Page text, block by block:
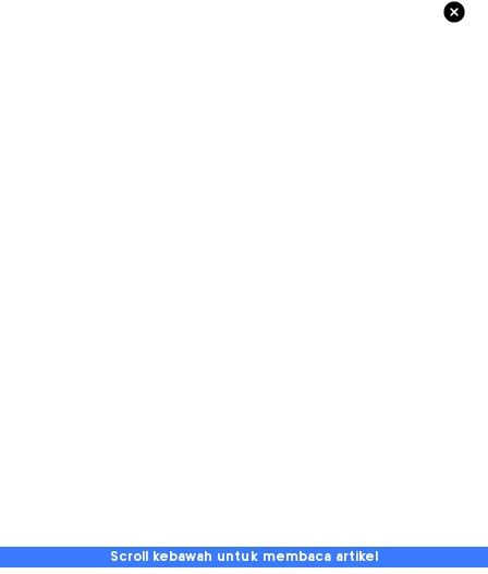
Scroll kebawah untuk membaca artikel